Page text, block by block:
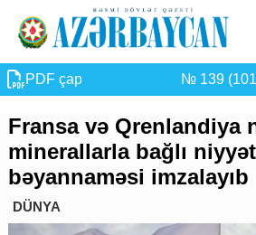
PDF çap № 139
Fransa və Qrenlandiya
minerallarla bağlı niyyət
bəyannaməsi imzalayıb
DÜNYA